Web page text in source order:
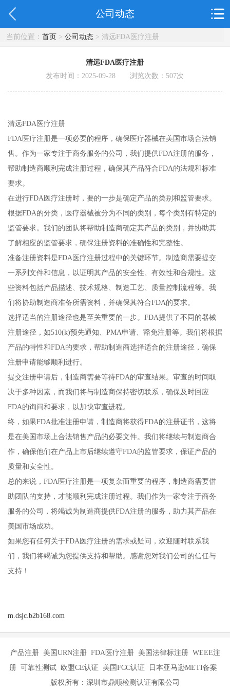
公司动态
当前位置： 首页> 公司动态> 清远FDA医疗注册
清远FDA医疗注册
发布时间：2025-09-28 浏览次数： 507次
清远FDA医疗注册
FDA医疗注册是一项必要的程序，确保医疗器械在美国市场合法销
售。作为一家专注于商务服务的公司，我们提供FDA注册的服务，
帮助制造商顺利完成注册过程，确保其产品符合FDA的法规和标准
要求。
在进行FDA医疗注册时，要的一步是确定产品的类别和监管要求。
根据FDA的分类，医疗器械被分为不同的类别，每个类别有特定的
监管要求。我们的团队将帮助制造商确定其产品的类别，并协助其
了解相应的监管要求，确保注册资料的准确性和完整性。
准备注册资料是FDA医疗注册过程中的关键环节。制造商需要提交
一系列文件和信息，以证明其产品的安全性、有效性和合规性。这
些资料包括产品描述、技术规格、制造工艺、质量控制流程等。我
们将协助制造商准备所需资料，并确保其符合FDA的要求。
选择适当的注册途径也是至关重要的一步。FDA提供了不同的器械
注册途径，如510(k)预先通知、PMA申请、豁免注册等。我们将根据
产品的特性和FDA的要求，帮助制造商选择适合的注册途径，确保
注册申请能够顺利进行。
提交注册申请后，制造商需要等待FDA的审查结果。审查的时间取
决于多种因素，而我们将与制造商保持密切联系，确保及时回应
FDA的询问和要求，以加快审查进程。
终，如果FDA批准注册申请，制造商将获得FDA的注册证书，这将
是在美国市场上合法销售产品的必要文件。我们将继续与制造商合
作，确保他们在产品上市后继续遵守FDA的监管要求，保证产品的
质量和安全性。
总的来说，FDA医疗注册是一项复杂而重要的程序，制造商需要借
助团队的支持，才能顺利完成注册过程。我们作为一家专注于商务
服务的公司，将竭诚为制造商提供FDA注册的服务，助力其产品在
美国市场成功。
如果您有任何关于FDA医疗注册的需求或疑问，欢迎随时联系我
们，我们将竭诚为您提供支持和帮助。感谢您对我们公司的信任与
支持！
m.dsjc.b2b168.com
产品注册 美国URN注册 FDA医疗注册 美国法律标注册 WEEE注
册 可靠性测试 欧盟CE认证 美国FCC认证 日本亚马逊METI备案
版权所有：深圳市鼎顺检测认证有限公司